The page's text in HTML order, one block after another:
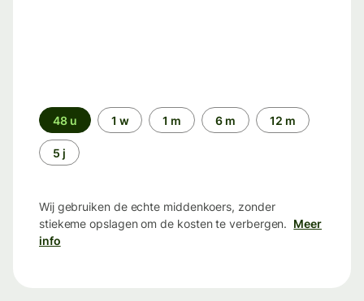
Periode
48 u 1 w 1 m 6 m 12 m
5 j
Wij gebruiken de echte middenkoers, zonder
stiekeme opslagen om de kosten te verbergen. Meer
info